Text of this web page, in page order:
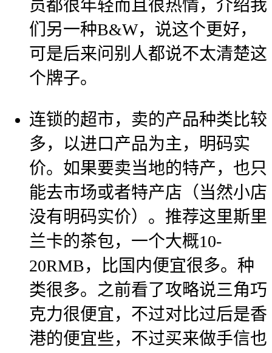
员都很年轻而且很热情，介绍我
们另一种B&W，说这个更好，
可是后来问别人都说不太清楚这
个牌子。
连锁的超市，卖的产品种类比较
多，以进口产品为主，明码实
价。如果要卖当地的特产，也只
能去市场或者特产店（当然小店
没有明码实价）。推荐这里斯里
兰卡的茶包，一个大概10-
20RMB，比国内便宜很多。种
类很多。之前看了攻略说三角巧
克力很便宜，不过对比过后是香
港的便宜些，不过买来做手信也